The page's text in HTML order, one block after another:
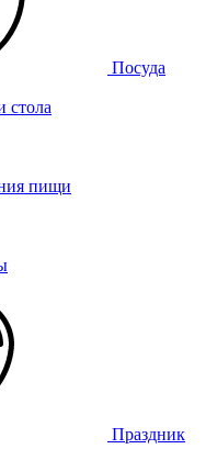
Посуда
стола
пищи
Праздник